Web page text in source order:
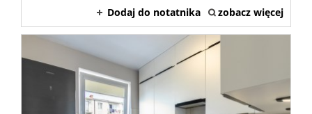
Dodaj do notatnika zobacz więcej